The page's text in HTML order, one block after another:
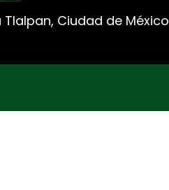
Ciudad de México